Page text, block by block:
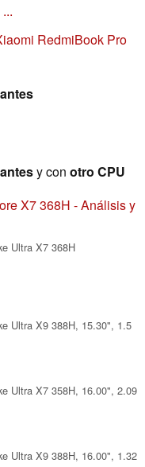
RedmiBook Pro
y con otro CPU
X7 368H - Análisis y
Ultra X7 368H
Ultra X9 388H, 15.30", 1.5
Ultra X7 358H, 16.00", 2.09
Ultra X9 388H, 16.00", 1.32